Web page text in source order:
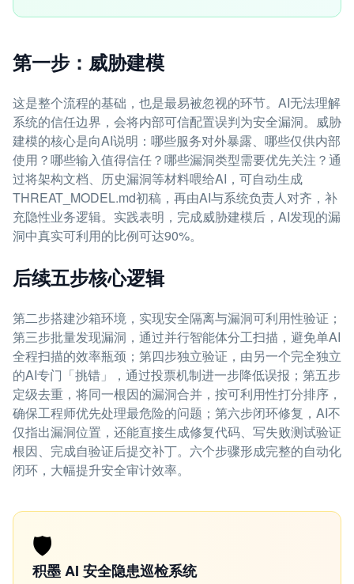
第一步：威胁建模
这是整个流程的基础，也是最易被忽视的环节。AI无法理解
系统的信任边界，会将内部可信配置误判为安全漏洞。威胁
建模的核心是向AI说明：哪些服务对外暴露、哪些仅供内部
使用？哪些输入值得信任？哪些漏洞类型需要优先关注？通
过将架构文档、历史漏洞等材料喂给AI，可自动生成
THREAT_MODEL.md初稿，再由AI与系统负责人对齐，补
充隐性业务逻辑。实践表明，完成威胁建模后，AI发现的漏
洞中真实可利用的比例可达90%。
后续五步核心逻辑
第二步搭建沙箱环境，实现安全隔离与漏洞可利用性验证；
第三步批量发现漏洞，通过并行智能体分工扫描，避免单AI
全程扫描的效率瓶颈；第四步独立验证，由另一个完全独立
的AI专门「挑错」，通过投票机制进一步降低误报；第五步
定级去重，将同一根因的漏洞合并，按可利用性打分排序，
确保工程师优先处理最危险的问题；第六步闭环修复，AI不
仅指出漏洞位置，还能直接生成修复代码、写失败测试验证
根因、完成自验证后提交补丁。六个步骤形成完整的自动化
闭环，大幅提升安全审计效率。
🛡️
积墨 AI 安全隐患巡检系统